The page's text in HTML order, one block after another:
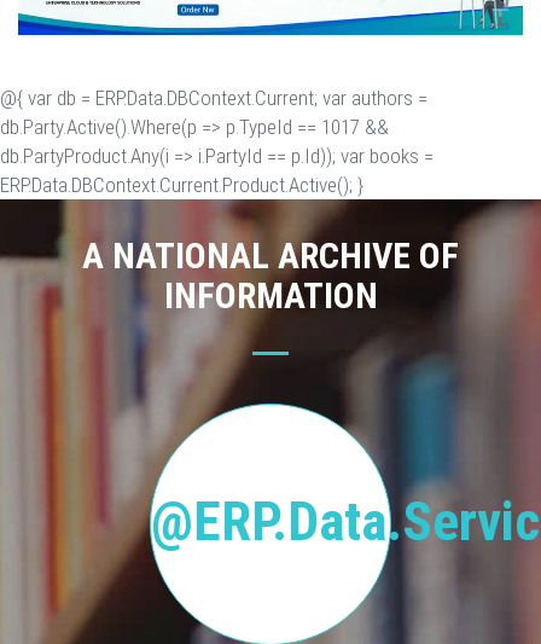
@{ var db = ERP.Data.DBContext.Current; var authors =
db.Party.Active().Where(p => p.TypeId == 1017 &&
db.PartyProduct.Any(i => i.PartyId == p.Id)); var books =
ERP.Data.DBContext.Current.Product.Active(); }
A NATIONAL ARCHIVE OF
INFORMATION